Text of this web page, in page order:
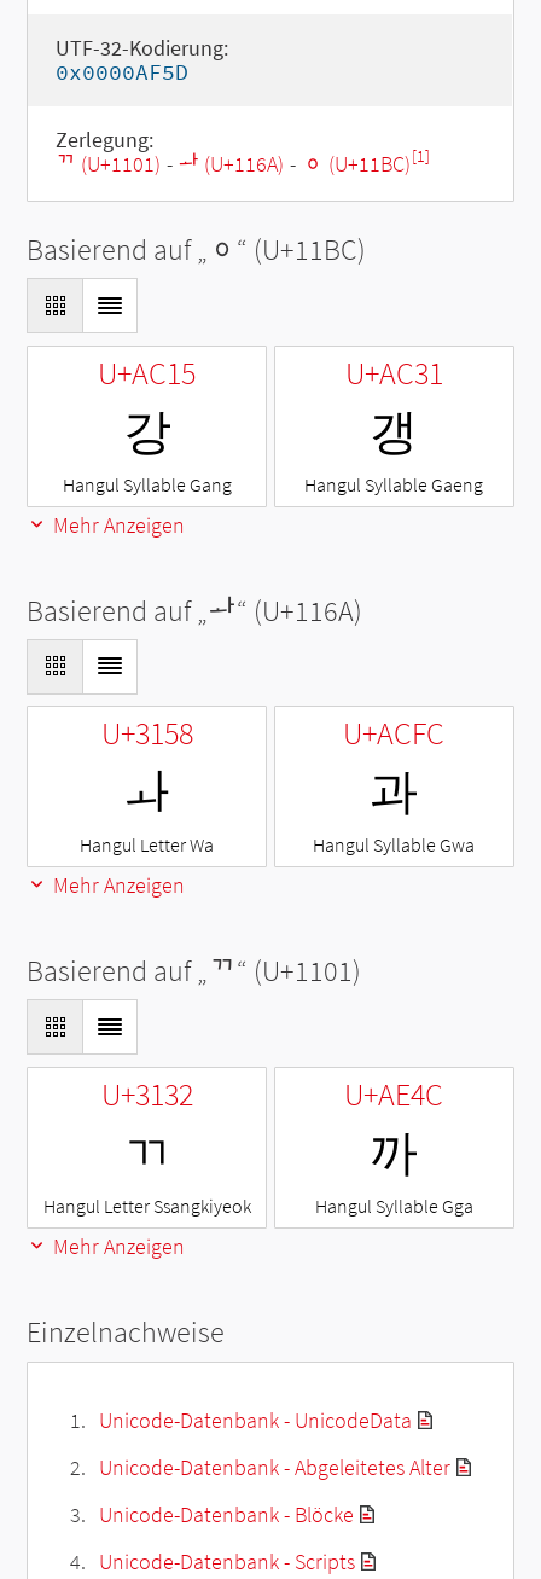
UTF-32-Kodierung:
0x0000AF5D
Zerlegung:
ᄁ (U+1101) - ᅪ (U+116A) - ᆼ (U+11BC)[1]
Basierend auf „ ᆼ “ (U+11BC)
U+AC15
강
Hangul Syllable Gang
U+AC31
갱
Hangul Syllable Gaeng
Mehr Anzeigen
Basierend auf „ᅪ“ (U+116A)
U+3158
ㅘ
Hangul Letter Wa
U+ACFC
과
Hangul Syllable Gwa
Mehr Anzeigen
Basierend auf „ᄁ“ (U+1101)
U+3132
ㄲ
Hangul Letter Ssangkiyeok
U+AE4C
까
Hangul Syllable Gga
Mehr Anzeigen
Einzelnachweise
Unicode-Datenbank - UnicodeData
Unicode-Datenbank - Abgeleitetes Alter
Unicode-Datenbank - Blöcke
Unicode-Datenbank - Scripts